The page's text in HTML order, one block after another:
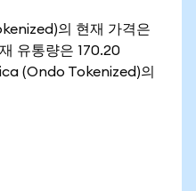
의 현재 가격은
유통량은 170.20
(Ondo Tokenized)의